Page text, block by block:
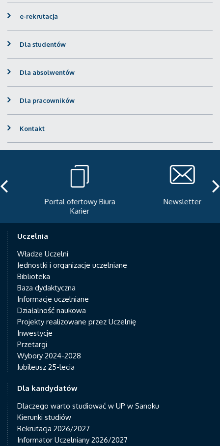
e-rekrutacja
Dla studentów
Dla absolwentów
Dla pracowników
Kontakt
Portal ofertowy Biura
Newsletter
Uczelnia
Władze Uczelni
Jednostki i organizacje uczelniane
Biblioteka
Baza dydaktyczna
Informacje uczelniane
Działalność naukowa
Projekty realizowane przez Uczelnię
Inwestycje
Przetargi
Wybory 2024-2028
Jubileusz 25-lecia
Dla kandydatów
Dlaczego warto studiować w UP w Sanoku
Kierunki studiów
Rekrutacja 2026/2027
Informator Uczelniany 2026/2027